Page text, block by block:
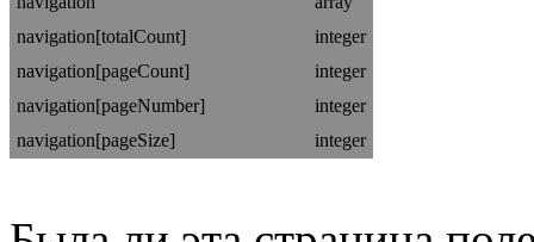
navigation[totalCount]
integer
navigation[pageCount]
integer
navigation[pageNumber]
integer
navigation[pageSize]
integer